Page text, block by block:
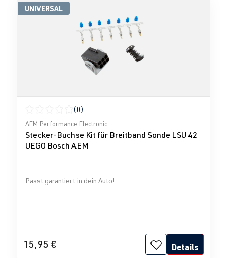
UNIVERSAL
Durchschnittliche Bewertung von 0 von 5 Sternen
(0)
AEM Performance Electronic
Stecker-Buchse Kit für Breitband Sonde LSU 42
UEGO Bosch AEM
Passt garantiert in dein Auto!
15,95 € Details